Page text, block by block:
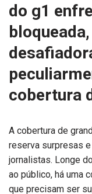
do g1
bloqueada
cobertura
A cobertura de
reserva surpresas
jornalistas. Longe
ao público, há uma
que precisam ser